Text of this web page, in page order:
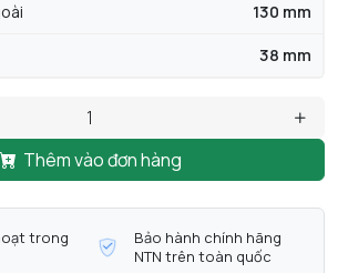
130 mm
38 mm
Thêm vào đơn hàng
trong
Bảo hành chính hãng
NTN trên toàn quốc